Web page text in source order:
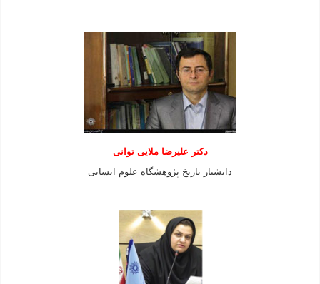
دكتر عليرضا ملايى توانی
دانشيار تاريخ پژوهشگاه علوم انسانی